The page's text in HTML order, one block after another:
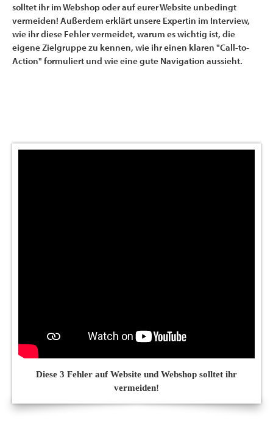
solltet ihr im Webshop oder auf eurer Website unbedingt
vermeiden! Außerdem erklärt unsere Expertin im Interview,
wie ihr diese Fehler vermeidet, warum es wichtig ist, die
eigene Zielgruppe zu kennen, wie ihr einen klaren "Call-to-
Action" formuliert und wie eine gute Navigation aussieht.
Diese 3 Fehler auf Website und Webshop solltet ihr
vermeiden!